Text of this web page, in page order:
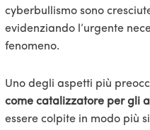
cyberbullismo sono
evidenziando l’urgente
fenomeno.
Uno degli aspetti più
come catalizzatore per gli
essere colpite in modo più